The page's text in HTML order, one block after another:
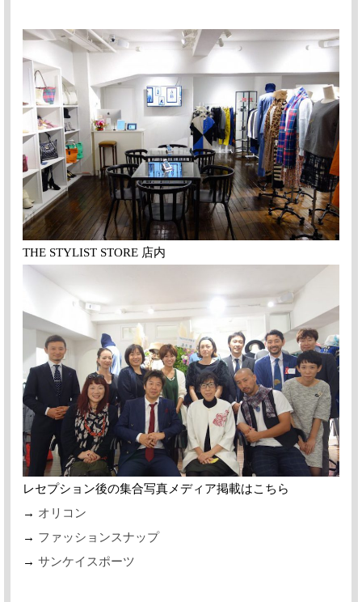
THE STYLIST STORE 店内
レセプション後の集合写真メディア掲載はこちら
→ オリコン
→ ファッションスナップ
→ サンケイスポーツ